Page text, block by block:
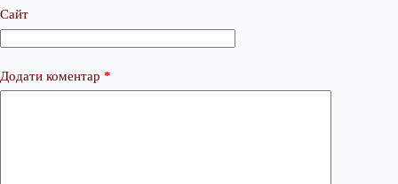
Сайт
Додати коментар *